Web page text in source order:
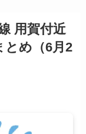
用賀付近
とめ（6月2